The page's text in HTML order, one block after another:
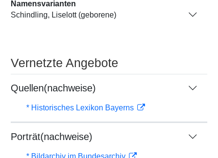
Namensvarianten
Schindling, Liselott (geborene)
Vernetzte Angebote
Quellen(nachweise)
* Historisches Lexikon Bayerns
Porträt(nachweise)
* Bildarchiv im Bundesarchiv